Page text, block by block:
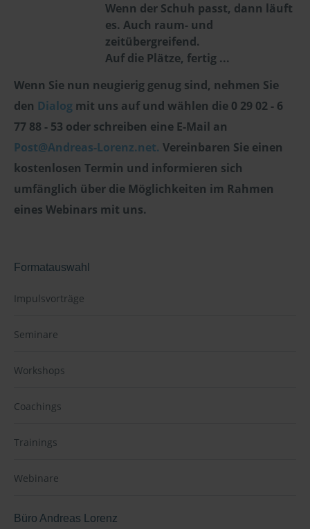
Wenn der Schuh passt, dann läuft
es. Auch raum- und
zeitübergreifend.
Auf die Plätze, fertig ...
Wenn Sie nun neugierig genug sind, nehmen Sie
den Dialog mit uns auf und wählen die 0 29 02 - 6
77 88 - 53 oder schreiben eine E-Mail an
Post@Andreas-Lorenz.net. Vereinbaren Sie einen
kostenlosen Termin und informieren sich
umfänglich über die Möglichkeiten im Rahmen
eines Webinars mit uns.
Formatauswahl
Impulsvorträge
Seminare
Workshops
Coachings
Trainings
Webinare
Büro Andreas Lorenz